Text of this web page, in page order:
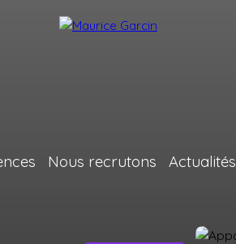
Nous recrutons Actualités